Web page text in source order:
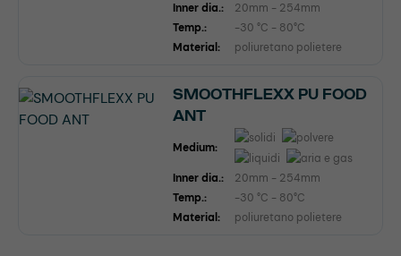
Inner dia.:
20mm - 254mm
Temp.:
-30 °C - 80°C
Material:
poliuretano polietere
SMOOTHFLEXX PU FOOD
ANT
Medium:
Inner dia.:
20mm - 254mm
Temp.:
-30 °C - 80°C
Material:
poliuretano polietere